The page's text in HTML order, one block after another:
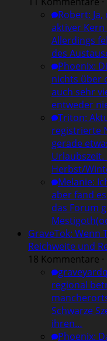
Robert:
aktiver Kern
Allerdings
des
Phoenix:
nichts über
auch sehr
entweder
Triton:
registrierte
gerade
Urlaubszeit.
Herbst/
Melanie:
aber fand
das Forum
GraveTok: Wenn
Reichweite und
18 Kommentare
regional
Schwarze
ihren…
Phoenix: